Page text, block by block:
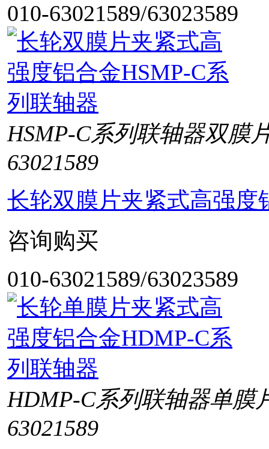
010-63021589/63023589
HSMP-C系列联轴器双膜
63021589
长轮双膜片夹紧式高强度
咨询购买
010-63021589/63023589
HDMP-C系列联轴器单膜
63021589